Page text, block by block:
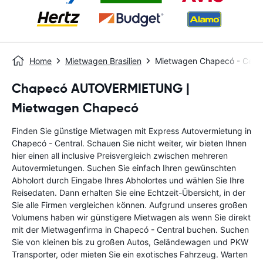
Home Mietwagen Brasilien Mietwagen Chapecó -
Chapecó AUTOVERMIETUNG |
Mietwagen Chapecó
Finden Sie günstige Mietwagen mit Express Autovermietung in
Chapecó - Central. Schauen Sie nicht weiter, wir bieten Ihnen
hier einen all inclusive Preisvergleich zwischen mehreren
Autovermietungen. Suchen Sie einfach Ihren gewünschten
Abholort durch Eingabe Ihres Abholortes und wählen Sie Ihre
Reisedaten. Dann erhalten Sie eine Echtzeit-Übersicht, in der
Sie alle Firmen vergleichen können. Aufgrund unseres großen
Volumens haben wir günstigere Mietwagen als wenn Sie direkt
mit der Mietwagenfirma in Chapecó - Central buchen. Suchen
Sie von kleinen bis zu großen Autos, Geländewagen und PKW
Transporter, oder mieten Sie ein exotisches Fahrzeug. Warten